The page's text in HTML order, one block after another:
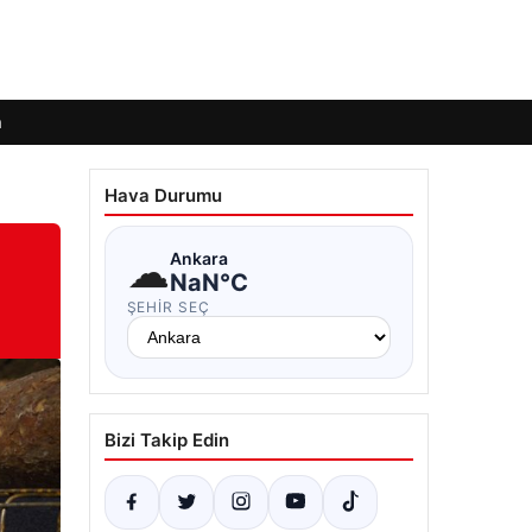
Hava Durumu
☁Ankara
NaN°C
ŞEHIR SEÇ
Bizi Takip Edin